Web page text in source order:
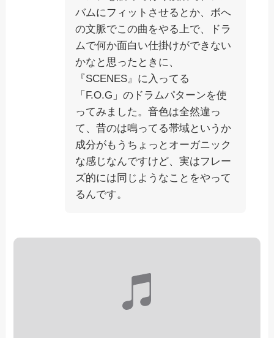
バムにフィットさせるとか、ボへ
の文脈でこの曲をやる上で、ドラ
ムで何か面白い仕掛けができない
かなと思ったときに、
『SCENES』に入ってる
「F.O.G」のドラムパターンを使
ってみました。音色は全然違っ
て、昔のは鳴ってる帯域というか
成分がもうちょっとオーガニック
な感じなんですけど、実はフレー
ズ的には同じようなことをやって
るんです。